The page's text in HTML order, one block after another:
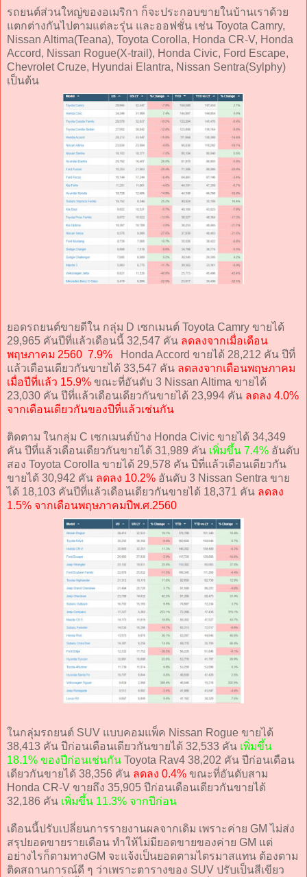
รถยนต์ส่วนใหญ่ของอเมริกา ก็จะประกอบขายในบ้านเราด้วย
แตกต่างกันไปตามแต่ละรุ่น และออฟชั่น เช่น Toyota Camry,
Nissan Altima(Teana), Toyota Corolla, Honda CR-V, Honda
Accord, Nissan Rogue(X-trail), Honda Civic, Ford Escape,
Chevrolet Cruze, Hyundai Elantra, Nissan Sentra(Sylphy)
เป็นต้น
ยอดรถยนต์ขายดีใน กลุ่ม D เซกเมนต์ Toyota Camry ขายได้
29,965 คันปีที่แล้วเดือนนี้ 32,547 คัน ลดลงจากเมื่อเดือน
พฤษภาคม 2560 7.9% Honda Accord ขายได้ 28,212 คัน ปีที่
แล้วเดือนเดียวกันขายได้ 33,547 คัน ลดลงจากเดือนพฤษภาคม
เมื่อปีที่แล้ว 15.9% ขณะที่อันดับ 3 Nissan Altima ขายได้
23,030 คัน ปีที่แล้วเดือนเดียวกันขายได้ 23,994 คัน ลดลง 4.0%
จากเดือนเดียวกันของปีที่แล้วเช่นกัน
ติดตาม ในกลุ่ม C เซกเมนต์บ้าง Honda Civic ขายได้ 34,349
คัน ปีที่แล้วเดือนเดียวกันขายได้ 31,989 คัน เพิ่มขึ้น 7.4% อันดับ
สอง Toyota Corolla ขายได้ 29,578 คัน ปีที่แล้วเดือนเดียวกัน
ขายได้ 30,942 คัน ลดลง 10.2% อันดับ 3 Nissan Sentra ขาย
ได้ 18,103 คันปีที่แล้วเดือนเดียวกันขายได้ 18,371 คัน ลดลง
1.5% จากเดือนพฤษภาคมปีพ.ศ.2560
ในกลุ่มรถยนต์ SUV แบบคอมแพ็ค Nissan Rogue ขายได้
38,413 คัน ปีก่อนเดือนเดียวกันขายได้ 32,533 คัน เพิ่มขึ้น
18.1% ของปีก่อนเช่นกัน Toyota Rav4 38,202 คัน ปีก่อนเดือน
เดียวกันขายได้ 38,356 คัน ลดลง 0.4% ขณะที่อันดับสาม
Honda CR-V ขายถึง 35,905 ปีก่อนเดือนเดียวกันขายได้
32,186 คัน เพิ่มขึ้น 11.3% จากปีก่อน
เดือนนี้ปรับเปลี่ยนการรายงานผลจากเดิม เพราะค่าย GM ไม่ส่ง
สรุปยอดขายรายเดือน ทำให้ไม่มียอดขายของค่าย GM แต่
อย่างไรก็ตามทางGM จะแจ้งเป็นยอดตามไตรมาสแทน ต้องตาม
ติดสถานการณ์ดี ๆ ว่าเพราะตารางของ SUV ปรับเป็นสีเขียว